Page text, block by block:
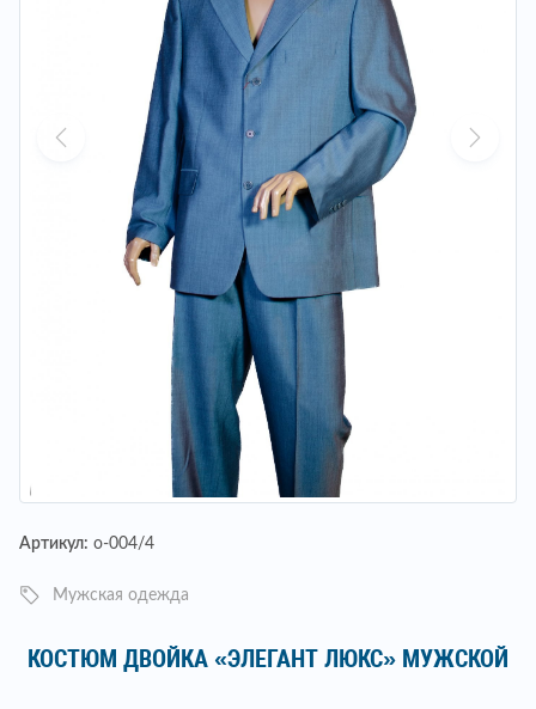
Артикул: о-004/4
Мужская одежда
КОСТЮМ ДВОЙКА «ЭЛЕГАНТ ЛЮКС» МУЖСКОЙ